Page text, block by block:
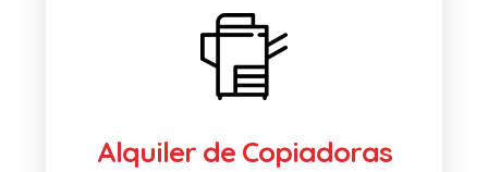
Alquiler de Copiadoras